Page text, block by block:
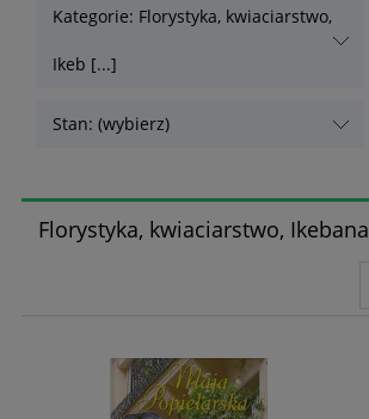
Kategorie: Florystyka, kwiaciarstwo,
Ikeb [...]
Stan: (wybierz)
Florystyka, kwiaciarstwo, Ikebana